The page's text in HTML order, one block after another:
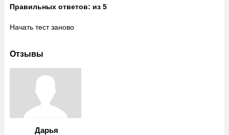
Правильных ответов: из 5
Начать тест заново
Отзывы
Дарья